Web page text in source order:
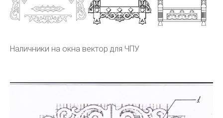
Наличники на окна вектор для ЧПУ